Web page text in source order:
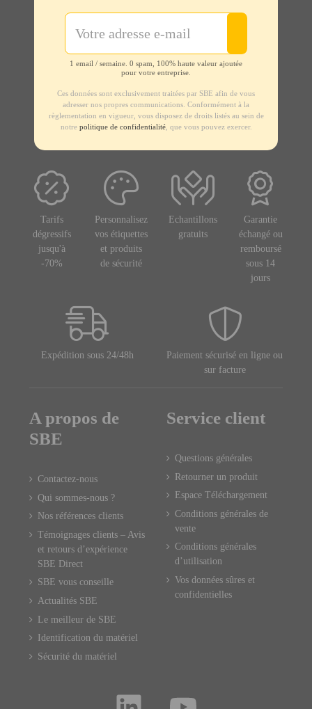
1 email / semaine. 0 spam, 100% haute valeur ajoutée
pour votre entreprise.
Ces données sont exclusivement traitées par SBE afin de vous
adresser nos propres communications. Conformément à la
règlementation en vigueur, vous disposez de droits listés au sein de
notre politique de confidentialité, que vous pouvez exercer.
Tarifs
dégressifs
jusqu'à
-70%
Personnalisez
vos étiquettes
et produits
de sécurité
Echantillons
gratuits
Garantie
échangé ou
remboursé
sous 14
jours
Expédition sous 24/48h
Paiement sécurisé en ligne ou
sur facture
A propos de
SBE
Contactez-nous
Qui sommes-nous ?
Nos références clients
Témoignages clients – Avis
et retours d’expérience
SBE Direct
SBE vous conseille
Actualités SBE
Le meilleur de SBE
Identification du matériel
Sécurité du matériel
Service client
Questions générales
Retourner un produit
Espace Téléchargement
Conditions générales de
vente
Conditions générales
d’utilisation
Vos données sûres et
confidentielles